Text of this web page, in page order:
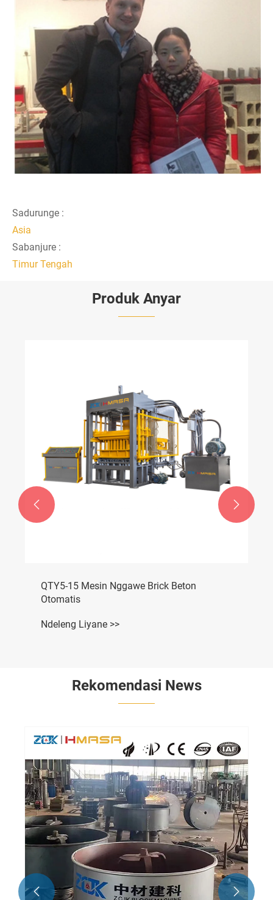
Sadurunge :
Asia
Sabanjure :
Timur Tengah
Produk Anyar
QTY5-15 Mesin Nggawe Brick Beton
Otomatis
Ndeleng Liyane >>
 
Rekomendasi News
 